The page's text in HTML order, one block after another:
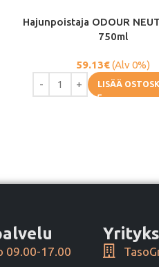
Hajunpoistaja ODOUR
750ml
59.13€(Alv 0%)
LISÄÄ
09.00-17.00